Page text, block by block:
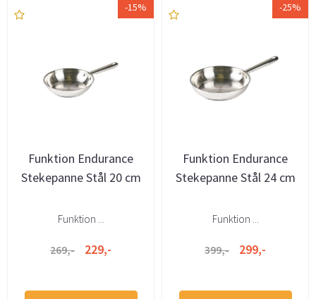
-15%
Funktion Endurance
Stekepanne Stål 20 cm
Funktion ...
269,- 229,-
-25%
Funktion Endurance
Stekepanne Stål 24 cm
Funktion ...
399,- 299,-